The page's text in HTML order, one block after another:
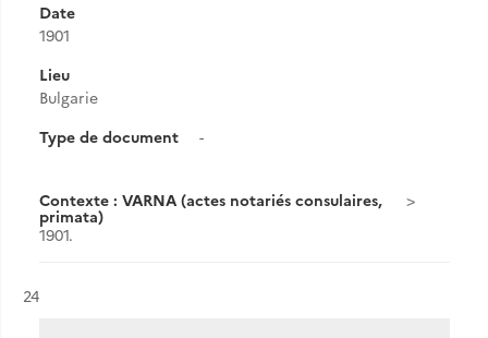
Date
1901
Lieu
Bulgarie
Type de document
-
Contexte : VARNA (actes notariés consulaires,
primata)
1901.
Résultat n°
24